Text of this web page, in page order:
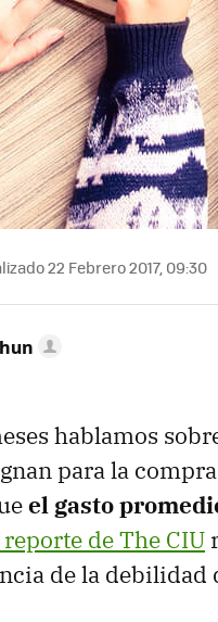
22 Febrero 2017, 09:30
hablamos
para la
el gasto
de The CIU
de la debilidad